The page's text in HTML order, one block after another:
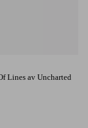
Lines av Uncharted